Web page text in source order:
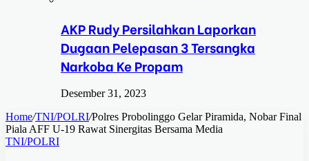
AKP Rudy Persilahkan Laporkan
Dugaan Pelepasan 3 Tersangka
Narkoba Ke Propam
Desember 31, 2023
Home/TNI/POLRI/Polres Probolinggo Gelar Piramida, Nobar Final
Piala AFF U-19 Rawat Sinergitas Bersama Media
TNI/POLRI